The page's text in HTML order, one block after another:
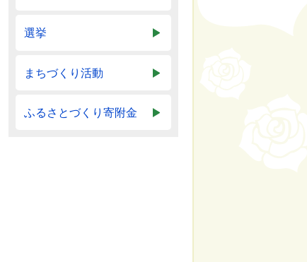
選挙
まちづくり活動
ふるさとづくり寄附金